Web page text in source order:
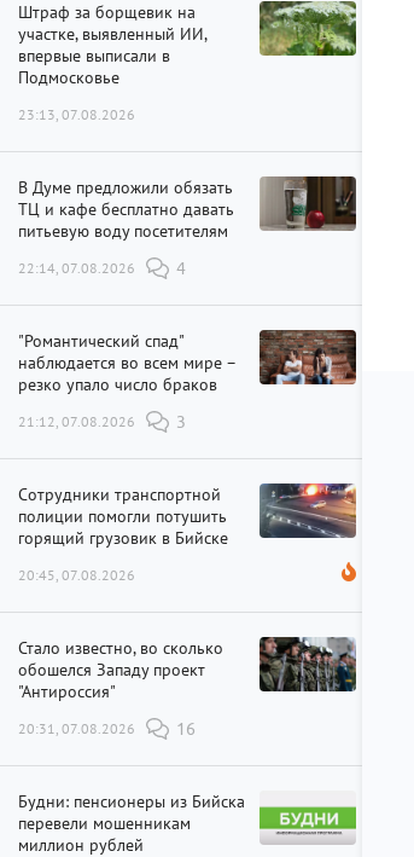
Штраф за борщевик на
участке, выявленный ИИ,
впервые выписали в
Подмосковье
23:13, 07.08.2026
В Думе предложили обязать
ТЦ и кафе бесплатно давать
питьевую воду посетителям
22:14, 07.08.2026 4
"Романтический спад"
наблюдается во всем мире –
резко упало число браков
21:12, 07.08.2026 3
Сотрудники транспортной
полиции помогли потушить
горящий грузовик в Бийске
20:45, 07.08.2026
Стало известно, во сколько
обошелся Западу проект
"Антироссия"
20:31, 07.08.2026 16
Будни: пенсионеры из Бийска
перевели мошенникам
миллион рублей